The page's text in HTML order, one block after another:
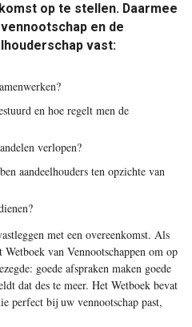
op te stellen. Daarmee
en de
vast:
en hoe regelt men de
verlopen?
aandeelhouders ten opzichte van
met een overeenkomst. Als
van Vennootschappen om op
goede afspraken maken goede
dat des te meer. Het Wetboek bevat
perfect bij uw vennootschap past,